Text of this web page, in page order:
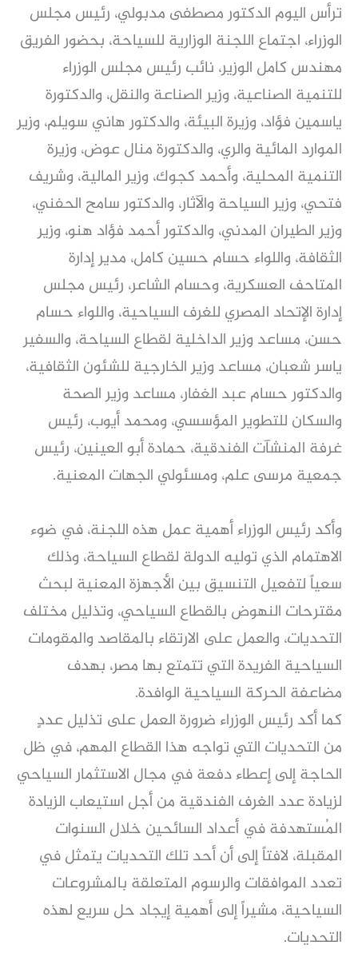
ترأس اليوم الدكتور مصطفى مدبولي، رئيس مجلس
الوزراء، اجتماع اللجنة الوزارية للسياحة، بحضور الفريق
مهندس كامل الوزير، نائب رئيس مجلس الوزراء
للتنمية الصناعية، وزير الصناعة والنقل، والدكتورة
ياسمين فؤاد، وزيرة البيئة، والدكتور هاني سويلم، وزير
الموارد المائية والري، والدكتورة منال عوض، وزيرة
التنمية المحلية، وأحمد كجوك، وزير المالية، وشريف
فتحي، وزير السياحة والآثار، والدكتور سامح الحفني،
وزير الطيران المدني، والدكتور أحمد فؤاد هنو، وزير
الثقافة، واللواء حسام حسين كامل، مدير إدارة
المتاحف العسكرية، وحسام الشاعر، رئيس مجلس
إدارة الإتحاد المصري للغرف السياحية، واللواء حسام
حسن، مساعد وزير الداخلية لقطاع السياحة، والسفير
ياسر شعبان، مساعد وزير الخارجية للشئون الثقافية،
والدكتور حسام عبد الغفار، مساعد وزير الصحة
والسكان للتطوير المؤسسي، ومحمد أيوب، رئيس
غرفة المنشآت الفندقية، حمادة أبو العينين، رئيس
جمعية مرسى علم، ومسئولي الجهات المعنية.
وأكد رئيس الوزراء أهمية عمل هذه اللجنة، في ضوء
الاهتمام الذي توليه الدولة لقطاع السياحة، وذلك
سعياً لتفعيل التنسيق بين الأجهزة المعنية لبحث
مقترحات النهوض بالقطاع السياحي، وتذليل مختلف
التحديات، والعمل على الارتقاء بالمقاصد والمقومات
السياحية الفريدة التي تتمتع بها مصر، بهدف
مضاعفة الحركة السياحية الوافدة.
كما أكد رئيس الوزراء ضرورة العمل على تذليل عددٍ
من التحديات التي تواجه هذا القطاع المهم، في ظل
الحاجة إلى إعطاء دفعة في مجال الاستثمار السياحي
لزيادة عدد الغرف الفندقية من أجل استيعاب الزيادة
المُستهدفة في أعداد السائحين خلال السنوات
المقبلة، لافتاً إلى أن أحد تلك التحديات يتمثل في
تعدد الموافقات والرسوم المتعلقة بالمشروعات
السياحية، مشيراً إلى أهمية إيجاد حل سريع لهذه
التحديات.